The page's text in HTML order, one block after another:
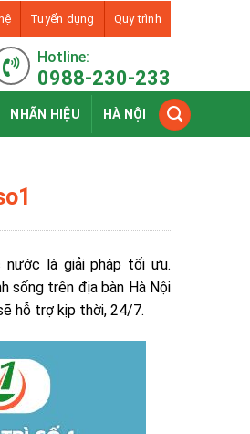
Tuyển dụng Quy trình
Hotline:
0988-230-233
NHÃN HIỆU HÀ NỘI
là giải pháp tối ưu.
sống trên địa bàn Hà Nội
hỗ trợ kịp thời, 24/7.